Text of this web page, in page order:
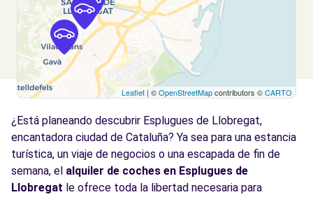
BADAL, 81
Barcelona, 8014
Ver agencia
Free2Move Rent - MASTERNOU - Barcelona 5.2
C/ Cobalto, 10-12
Barcelona, 8038
Ver agencia
Leaflet | ©OpenStreetMapcontributors ©CARTO
¿Está planeando descubrir Esplugues de Llobregat,
encantadora ciudad de Cataluña? Ya sea para una estancia
turística, un viaje de negocios o una escapada de fin de
semana, el alquiler de coches en Esplugues de
Llobregat le ofrece toda la libertad necesaria para